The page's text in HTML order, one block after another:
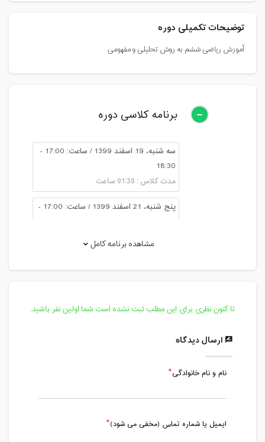
توضیحات تکمیلی دوره
آموزش ریاضی ششم به روش تحلیلی و مفهومی
برنامه کلاسی دوره
سه شنبه، 19 اسفند 1399 / ساعت: 17:00 -
18:30
مدت کلاس : 01:30 ساعت
پنج شنبه، 21 اسفند 1399 / ساعت: 17:00 -
مدت کلاس : 01:30 ساعت
مدت کلاس : 01:30 ساعت
مشاهده برنامه کامل
تا کنون نظری برای این مطلب ثبت نشده است.شما اولین نفر باشید.
ارسال دیدگاه
نام و نام خانوادگی
ایمیل یا شماره تماس (مخفی می شود)